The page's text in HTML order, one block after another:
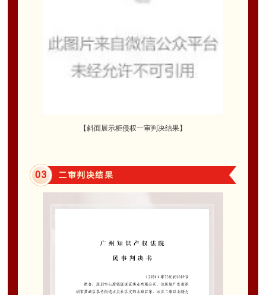
【斜面展示柜侵权一审判决结果】
03 二审判决结果